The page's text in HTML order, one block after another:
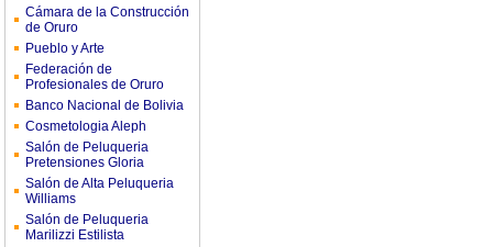
Cámara de la Construcción
de Oruro
Pueblo y Arte
Federación de
Profesionales de Oruro
Banco Nacional de Bolivia
Cosmetologia Aleph
Salón de Peluqueria
Pretensiones Gloria
Salón de Alta Peluqueria
Williams
Salón de Peluqueria
Marilizzi Estilista